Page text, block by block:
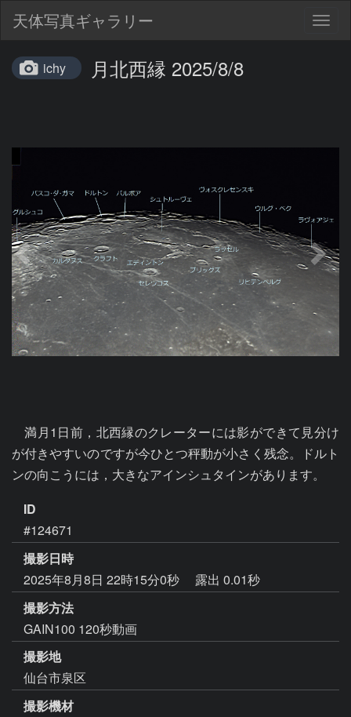
天体写真ギャラリー
ichy 月北西縁 2025/8/8
満月1日前，北西縁のクレーターには影ができて見分け
が付きやすいのですが今ひとつ秤動が小さく残念。ドルト
ンの向こうには，大きなアインシュタインがあります。
ID
#124671
撮影日時
2025年8月8日 22時15分0秒
露出 0.01秒
撮影方法
GAIN100 120秒動画
撮影地
仙台市泉区
撮影機材